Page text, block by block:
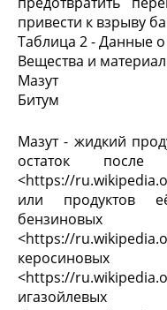
привести к взрыву
Таблица 2 - Данные
Вещества и
Мазут
Битум
Мазут - жидкий
остаток
<https://
или продуктов
бензиновых
<https://
керосиновых
<https://
игазойлевых